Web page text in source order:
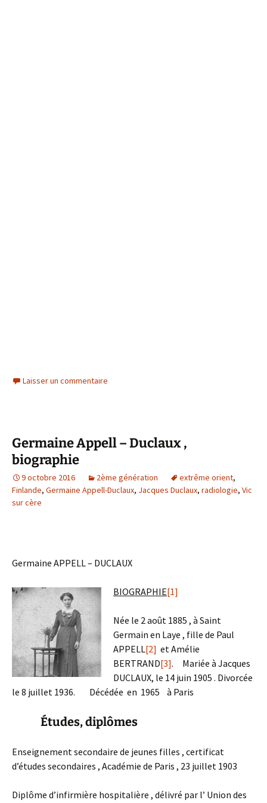
Laisser un commentaire
Germaine Appell – Duclaux ,
biographie
9 octobre 2016 2ème génération extrême orient,
Finlande, Germaine Appell-Duclaux, Jacques Duclaux, radiologie, Vic
sur cère
Germaine APPELL – DUCLAUX
BIOGRAPHIE[1]
Née le 2 août 1885 , à Saint
Germain en Laye , fille de Paul
APPELL[2] et Amélie
BERTRAND[3]. Mariée à Jacques
DUCLAUX, le 14 juin 1905 . Divorcée
le 8 juillet 1936. Décédée en 1965 à Paris
Études, diplômes
Enseignement secondaire de jeunes filles , certificat
d’études secondaires , Académie de Paris , 23 juillet 1903
Diplôme d’infirmière hospitalière , délivré par l’ Union des